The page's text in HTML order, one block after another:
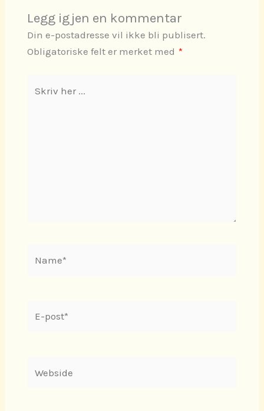
Legg igjen en kommentar
Din e-postadresse vil ikke bli publisert.
Obligatoriske felt er merket med *
post*